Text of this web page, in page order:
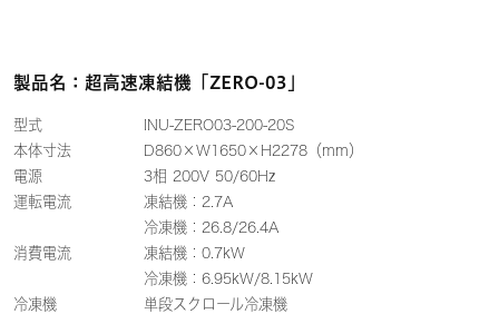
製品名：超高速凍結機「ZERO-03」
型式 INU-ZERO03-200-20S
本体寸法 D860×W1650×H2278（mm）
電源 3相 200V 50/60Hz
運転電流 凍結機：2.7A
冷凍機：26.8/26.4A
消費電流 凍結機：0.7kW
冷凍機：6.95kW/8.15kW
冷凍機 単段スクロール冷凍機